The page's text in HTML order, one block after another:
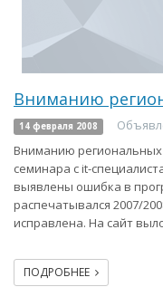
Вниманию
14 февраля 2008
Вниманию региональных
семинара с it-
выявлены ошибка в
распечатывался 2007/
исправлена. На сайт
ПОДРОБНЕЕ